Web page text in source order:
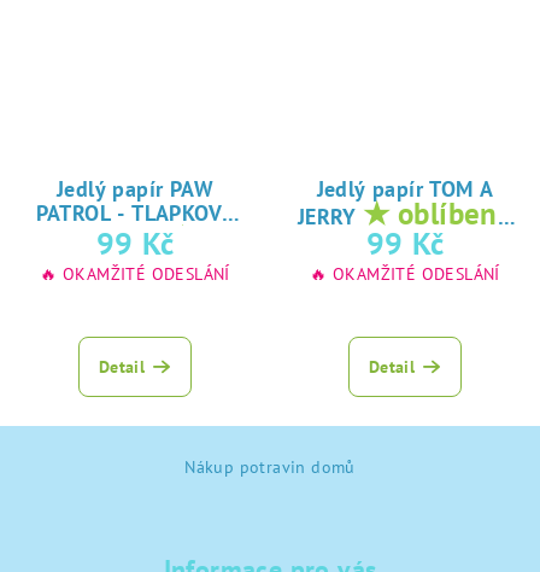
Jedlý papír PAW
PATROL - TLAPKOVÁ
PATROLA★
oblíbený tisk na
jedlý papír
99 Kč
🔥 OKAMŽITÉ ODESLÁNÍ
Detail
Jedlý papír TOM A
JERRY ★ oblíbený
tisk na jedlý
papír
99 Kč
🔥 OKAMŽITÉ ODESLÁNÍ
Detail
Nákup potravin domů